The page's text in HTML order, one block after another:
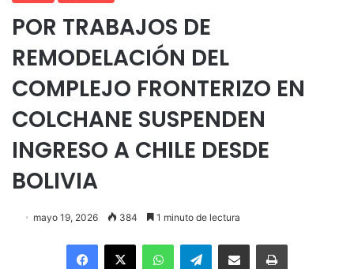
POR TRABAJOS DE
REMODELACIÓN DEL
COMPLEJO FRONTERIZO EN
COLCHANE SUSPENDEN
INGRESO A CHILE DESDE
BOLIVIA
mayo 19, 2026 384 1 minuto de lectura
Facebook
X WhatsAppTelegramEnviar vía email Imprimir